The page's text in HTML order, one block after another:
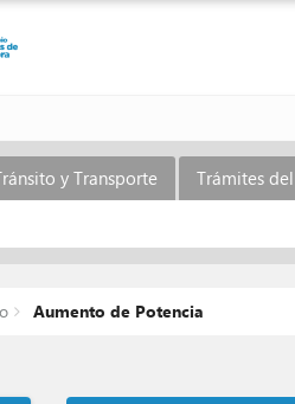
y Transporte Trámites
Aumento de Potencia